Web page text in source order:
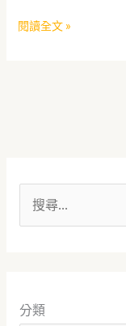
閱讀全文 »
字
分類